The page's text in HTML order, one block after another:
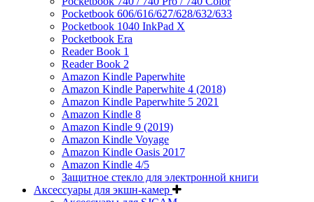
Pocketbook 606/616/627/628/632/633
Pocketbook 1040 InkPad X
Pocketbook Era
Reader Book 1
Reader Book 2
Amazon Kindle Paperwhite
Amazon Kindle Paperwhite 4 (2018)
Amazon Kindle Paperwhite 5 2021
Amazon Kindle 8
Amazon Kindle 9 (2019)
Amazon Kindle Voyage
Amazon Kindle Oasis 2017
Amazon Kindle 4/5
Защитное стекло для электронной книги
Аксессуары для экшн-камер